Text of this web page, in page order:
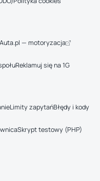
— motoryzacja
Reklamuj się na 1G
Limity zapytańBłędy i kody
Skrypt testowy (PHP)